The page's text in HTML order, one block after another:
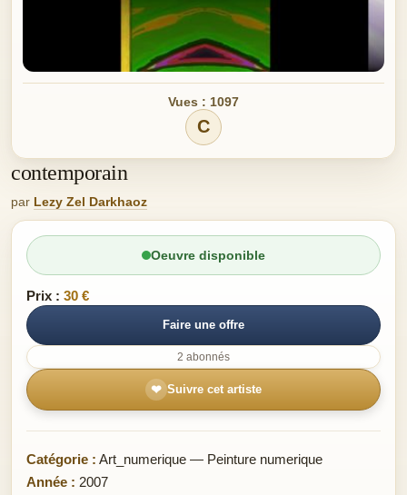
Vues : 1097
C
contemporain
par Lezy Zel Darkhaoz
Oeuvre disponible
Prix : 30 €
Faire une offre
2 abonnés
❤ Suivre cet artiste
Catégorie : Art_numerique — Peinture numerique
Année : 2007